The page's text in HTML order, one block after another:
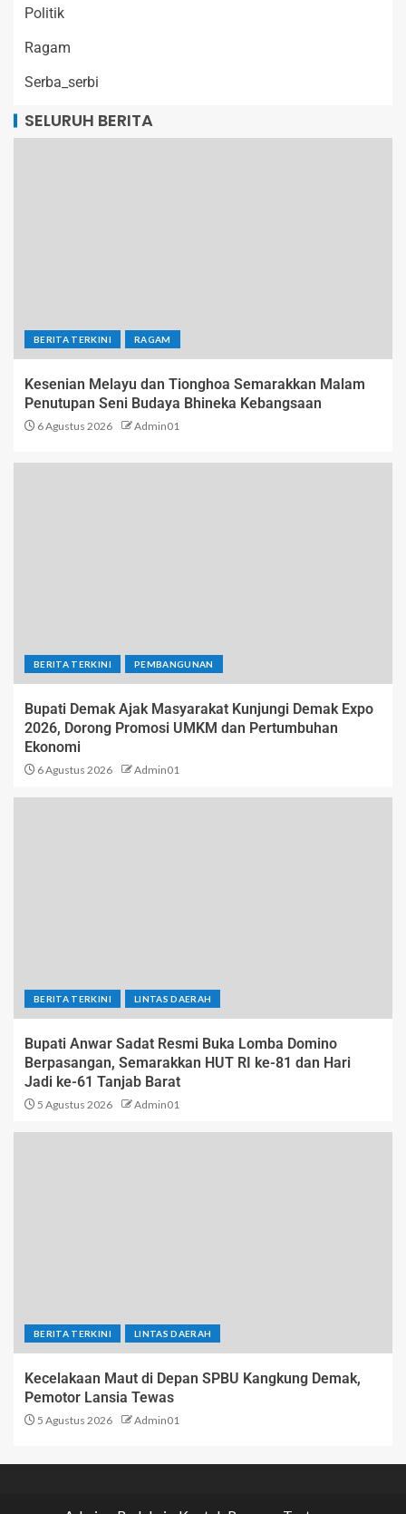
Politik
Ragam
Serba_serbi
SELURUH BERITA
BERITA TERKINI RAGAM
Kesenian Melayu dan Tionghoa Semarakkan Malam
Penutupan Seni Budaya Bhineka Kebangsaan
6 Agustus 2026 Admin01
BERITA TERKINI PEMBANGUNAN
Bupati Demak Ajak Masyarakat Kunjungi Demak Expo
2026, Dorong Promosi UMKM dan Pertumbuhan
Ekonomi
6 Agustus 2026 Admin01
BERITA TERKINI LINTAS DAERAH
Bupati Anwar Sadat Resmi Buka Lomba Domino
Berpasangan, Semarakkan HUT RI ke-81 dan Hari
Jadi ke-61 Tanjab Barat
5 Agustus 2026 Admin01
BERITA TERKINI LINTAS DAERAH
Kecelakaan Maut di Depan SPBU Kangkung Demak,
Pemotor Lansia Tewas
5 Agustus 2026 Admin01